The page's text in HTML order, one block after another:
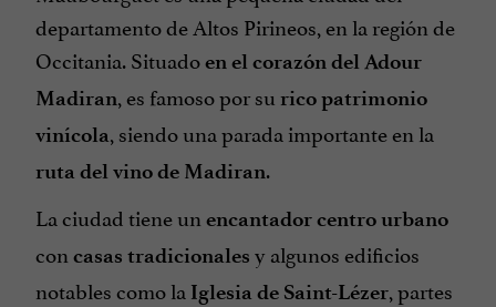
departamento de Altos Pirineos, en la región de
Occitania. Situadoen el corazón del Adour
Madiran, es famoso por su rico patrimonio
vinícola, siendo una parada importante en la
ruta del vino de Madiran.
La ciudad tiene un encantador centro urbano
con casas tradicionales y algunos edificios
notables como la Iglesia de Saint-Lézer, partes